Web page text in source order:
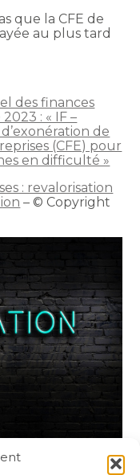
que la CFE de
au plus tard
des finances
: « IF –
de
(CFE) pour
en difficulté »
: revalorisation
– © Copyright